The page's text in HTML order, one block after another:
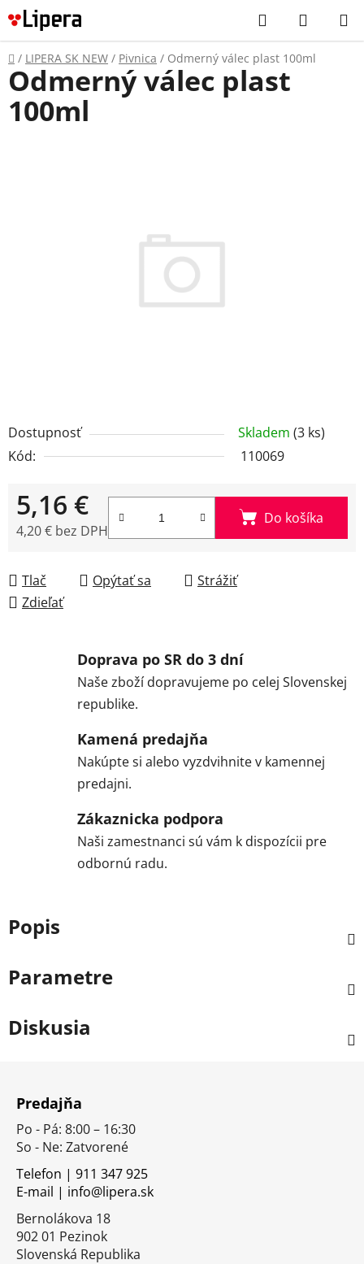
Prejsť
na
obsah
Hľadať
KOŠÍK
Domov
/ LIPERA SK NEW / Pivnica / Odmerný válec plast 100ml
Dostupnosť Skladem (3 ks)
Kód:
110069
5,16 €
4,20 € bez DPH
Do košíka
Tlač Opýtať sa
Strážiť
Zdieľať
Odmerný válec plast
100ml
Doprava po SR do 3 dní
Naše zboží dopravujeme po celej Slovenskej
republike.
Kamená predajňa
Nakúpte si alebo vyzdvihnite v kamennej
predajni.
Zákaznicka podpora
Naši zamestnanci sú vám k dispozícii pre
odbornú radu.
Popis
Parametre
Diskusia
Predajňa
Po - Pá: 8:00 – 16:30
So - Ne: Zatvorené
Telefon | 911 347 925
E-mail | info@lipera.sk
Bernolákova 18
902 01 Pezinok
Slovenská Republika